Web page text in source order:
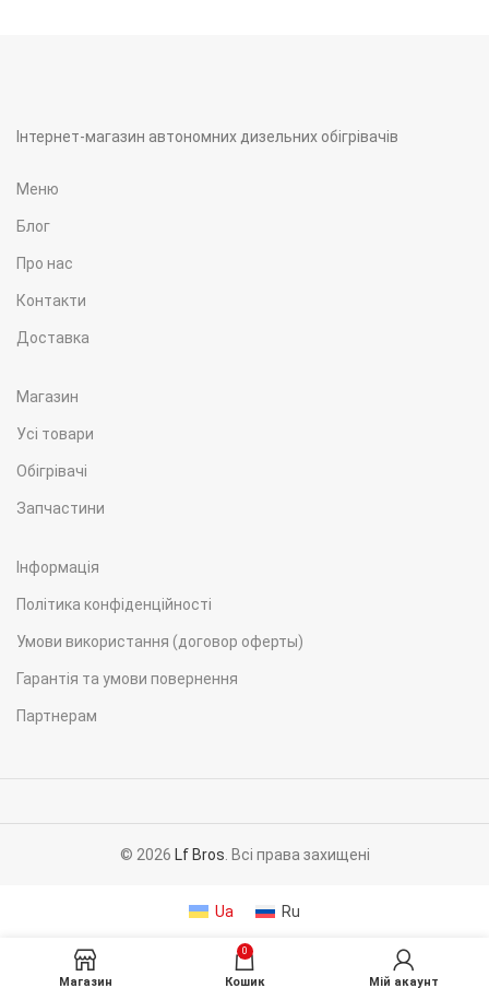
Інтернет-магазин автономних дизельних обігрівачів
Меню
Блог
Про нас
Контакти
Доставка
Магазин
Усі товари
Обігрівачі
Запчастини
Інформація
Політика конфіденційності
Умови використання (договор оферты)
Гарантія та умови повернення
Партнерам
© 2026 Lf Bros . Всі права захищені
Магазин
0
Кошик Мій акаунт
Ua Ru